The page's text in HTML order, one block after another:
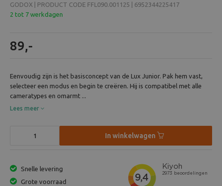
GODOX | PRODUCT CODE FFL090.001125 | 6952344225417
2 tot 7 werkdagen
89,-
Eenvoudig zijn is het basisconcept van de Lux Junior. Pak hem vast,
selecteer een modus en begin te creëren. Hij is compatibel met alle
cameratypes en omarmt ...
Lees meer
In winkelwagen
Snelle levering
Grote voorraad